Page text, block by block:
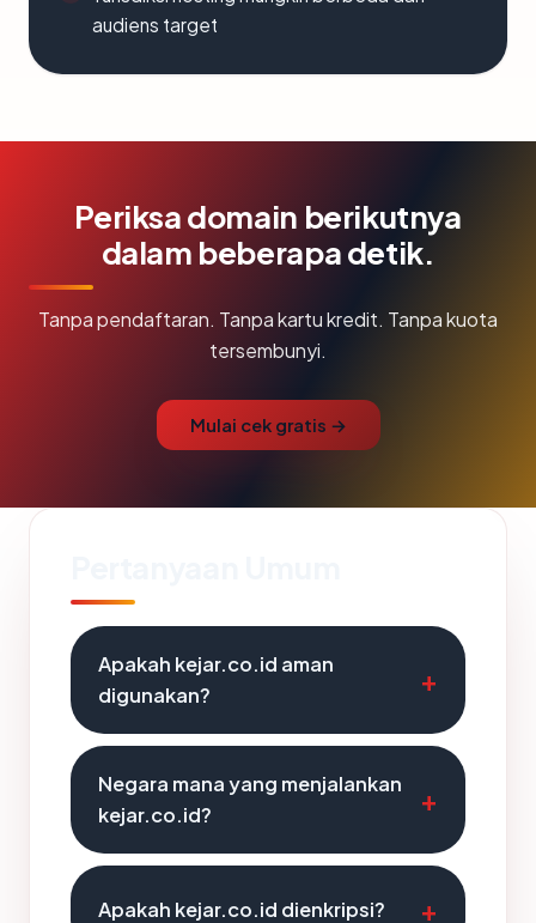
audiens target
Periksa domain berikutnya
dalam beberapa detik.
Tanpa pendaftaran. Tanpa kartu kredit. Tanpa kuota
tersembunyi.
Mulai cek gratis →
Apakah kejar.co.id aman
digunakan?
Negara mana yang menjalankan
kejar.co.id?
Apakah kejar.co.id dienkripsi?